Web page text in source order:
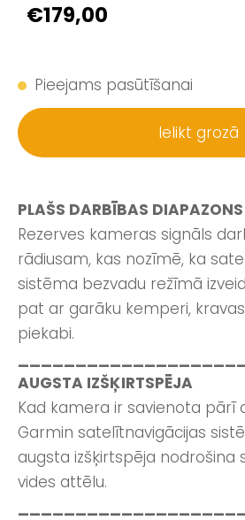
€179,00
Pieejams pasūtīšanai
Ielikt grozā
PLAŠS DARBĪBAS DIAPAZONS
Rezerves kameras signāls
rādiusam, kas nozīmē, ka
sistēma bezvadu režīmā
pat ar garāku kemperi,
piekabi.
AUGSTA IZŠĶIRTSPĒJA
Kad kamera ir savienota pārī
Garmin satelītnavigācijas
augsta izšķirtspēja nodrošina
vides attēlu.